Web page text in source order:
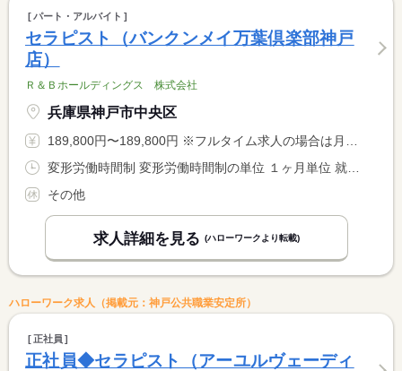
パート・アルバイト
セラピスト（バンクンメイ万葉倶楽部神戸
店）
Ｒ＆Ｂホールディングス 株式会社
兵庫県神戸市中央区
189,800円〜189,800円 ※フルタイム求人の場合は月額（換算額）、パート求人の場合は時間額を表示しています。
その他
求人詳細を見る (ハローワークより転載)
ハローワーク求人（掲載元：神戸公共職業安定所）
正社員
正社員◆セラピスト（アーユルヴェーディ